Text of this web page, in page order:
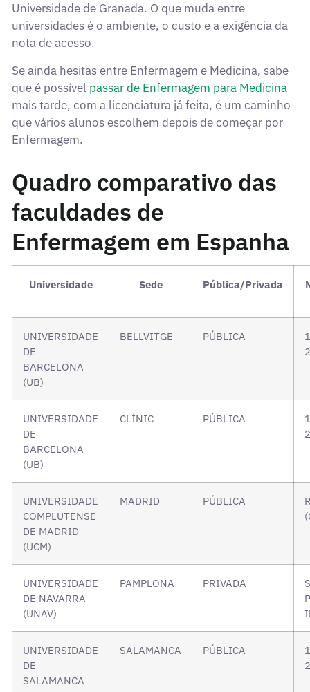
Universidade de Granada. O que muda entre
universidades é o ambiente, o custo e a exigência da
nota de acesso.
Se ainda hesitas entre Enfermagem e Medicina, sabe
que é possível passar de Enfermagem para Medicina
mais tarde, com a licenciatura já feita, é um caminho
que vários alunos escolhem depois de começar por
Enfermagem.
Quadro comparativo das
faculdades de
Enfermagem em Espanha
Universidade Sede Pública/Privada
UNIVERSIDADE
DE
BARCELONA
(UB)
BELLVITGE PÚBLICA
UNIVERSIDADE
DE
BARCELONA
(UB)
CLÍNIC PÚBLICA
UNIVERSIDADE
COMPLUTENSE
DE MADRID
(UCM)
MADRID PÚBLICA
UNIVERSIDADE
DE NAVARRA
(UNAV)
PAMPLONA PRIVADA
UNIVERSIDADE
DE
SALAMANCA
SALAMANCA PÚBLICA